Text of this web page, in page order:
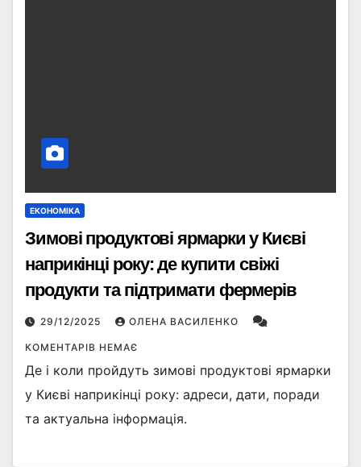
ЕКОНОМІКА
Зимові продуктові ярмарки у Києві
наприкінці року: де купити свіжі
продукти та підтримати фермерів
29/12/2025 ОЛЕНА ВАСИЛЕНКО
КОМЕНТАРІВ НЕМАЄ
Де і коли пройдуть зимові продуктові ярмарки
у Києві наприкінці року: адреси, дати, поради
та актуальна інформація.